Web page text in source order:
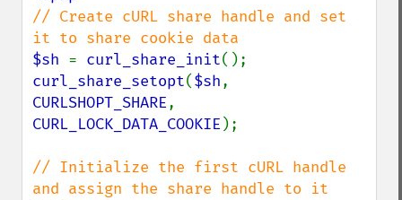
// Create cURL share handle and set
$sh = curl_share_init
curl_share_setopt($sh
CURLSHOPT_SHARE
CURL_LOCK_DATA_COOKIE );
// Initialize the first cURL handle